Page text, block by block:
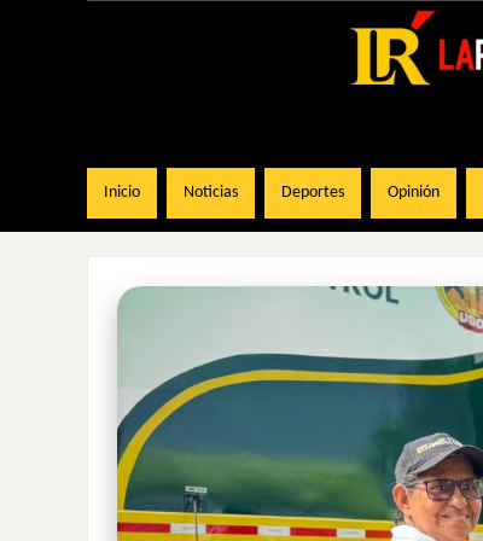
Inicio Noticias Deportes Opinión